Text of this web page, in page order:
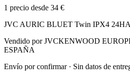
1 precio desde 34 €
JVC AURIC BLUET Twin IPX4
Vendido por JVCKENWOOD
ESPAÑA
Envío por confirmar · Sin datos de